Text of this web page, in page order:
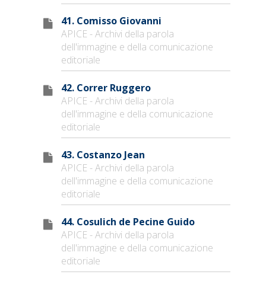
41. Comisso Giovanni
APICE - Archivi della parola
dell'immagine e della comunicazione
editoriale
42. Correr Ruggero
APICE - Archivi della parola
dell'immagine e della comunicazione
editoriale
43. Costanzo Jean
APICE - Archivi della parola
dell'immagine e della comunicazione
editoriale
44. Cosulich de Pecine Guido
APICE - Archivi della parola
dell'immagine e della comunicazione
editoriale